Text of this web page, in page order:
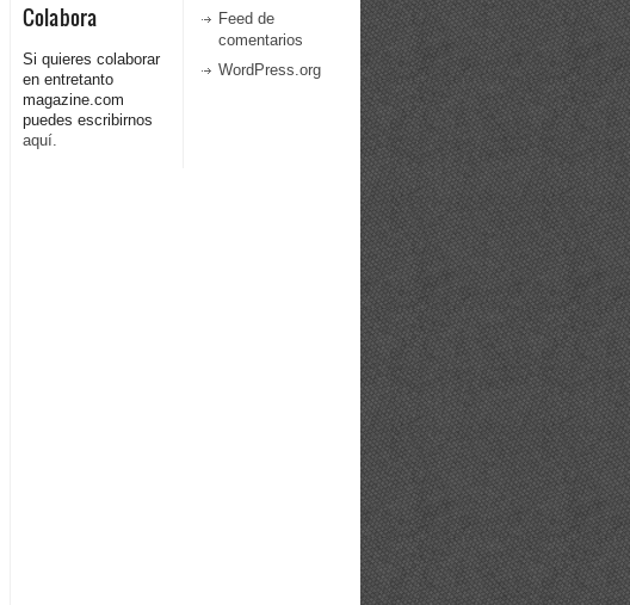
Colabora
Si quieres colaborar
en entretanto
magazine.com
puedes escribirnos
aquí.
Feed de
comentarios
WordPress.org